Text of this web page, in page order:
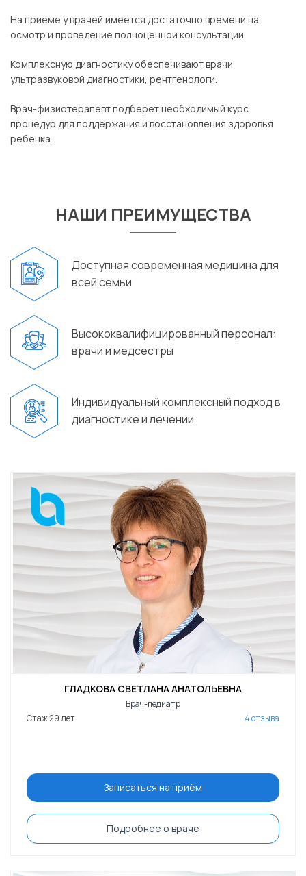
На приеме у врачей имеется достаточно времени на
осмотр и проведение полноценной консультации.
Комплексную диагностику обеспечивают врачи
ультразвуковой диагностики, рентгенологи.
Врач-физиотерапевт подберет необходимый курс
процедур для поддержания и восстановления здоровья
ребенка.
НАШИ ПРЕИМУЩЕСТВА
Доступная современная медицина для
всей семьи
Высококвалифицированный персонал:
врачи и медсестры
Индивидуальный комплексный подход в
диагностике и лечении
ГЛАДКОВА СВЕТЛАНА АНАТОЛЬЕВНА
Врач-педиатр
Стаж 29 лет
4 отзыва
Записаться на приём
Подробнее о враче